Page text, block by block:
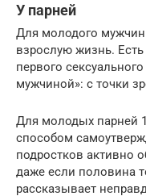
У парней
Для молодого
взрослую жизнь.
первого
мужчиной»: с точки
Для молодых парней
способом
подростков активно
даже если половина
рассказывает